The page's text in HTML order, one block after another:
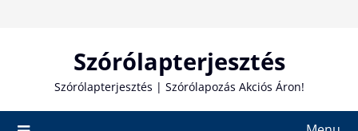
Szórólapterjesztés
Szórólapterjesztés | Szórólapozás Akciós Áron!